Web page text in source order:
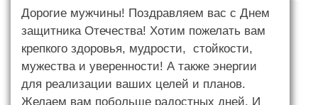
Дорогие мужчины! Поздравляем вас с Днем
защитника Отечества! Хотим пожелать вам
крепкого здоровья, мудрости, стойкости,
мужества и уверенности! А также энергии
для реализации ваших целей и планов.
Желаем вам побольше радостных дней. И